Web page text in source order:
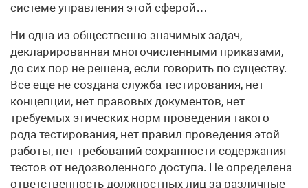
системе управления этой сферой…
Ни одна из общественно значимых задач,
декларированная многочисленными приказами,
до сих пор не решена, если говорить по существу.
Все еще не создана служба тестирования, нет
концепции, нет правовых документов, нет
требуемых этических норм проведения такого
рода тестирования, нет правил проведения этой
работы, нет требований сохранности содержания
тестов от недозволенного доступа. Не определена
ответственность должностных лиц за различные